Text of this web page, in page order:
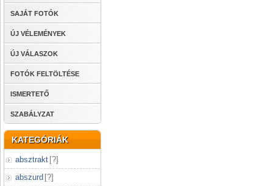
SAJÁT FOTÓK
ÚJ VÉLEMÉNYEK
ÚJ VÁLASZOK
FOTÓK FELTÖLTÉSE
ISMERTETŐ
SZABÁLYZAT
KATEGÓRIÁK
absztrakt [?]
abszurd [?]